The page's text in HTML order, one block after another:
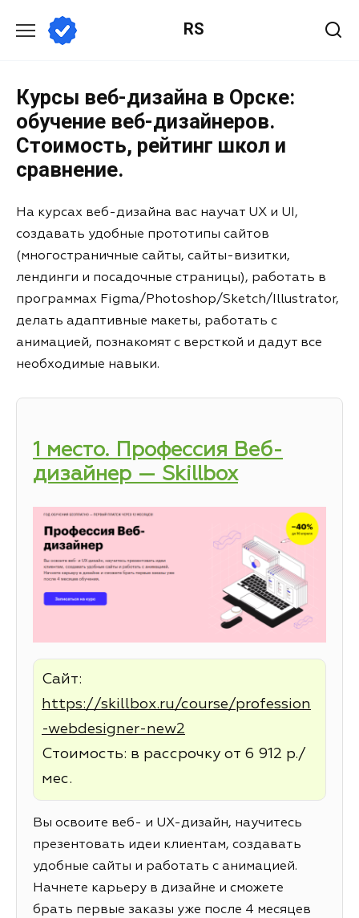
RS
Курсы веб-дизайна в Орске:
обучение веб-дизайнеров.
Стоимость, рейтинг школ и
сравнение.
На курсах веб-дизайна вас научат UX и UI,
создавать удобные прототипы сайтов
(многостраничные сайты, сайты-визитки,
лендинги и посадочные страницы), работать в
программах Figma/Photoshop/Sketch/Illustrator,
делать адаптивные макеты, работать с
анимацией, познакомят с версткой и дадут все
необходимые навыки.
1 место. Профессия Веб-
дизайнер — Skillbox
Сайт:
https://skillbox.ru/course/profession
-webdesigner-new2
Стоимость: в рассрочку от 6 912 р./
мес.
Вы освоите веб- и UX-дизайн, научитесь
презентовать идеи клиентам, создавать
удобные сайты и работать с анимацией.
Начнете карьеру в дизайне и сможете
брать первые заказы уже после 4 месяцев